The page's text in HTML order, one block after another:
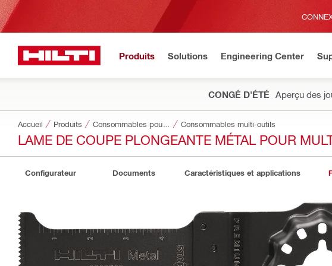
Produits Solutions Engineering Center
CONGÉ D'ÉTÉ Aperçu des
Accueil Produits Consommables multi-outils
LAME DE COUPE PLONGEANTE MÉTAL POUR
Configurateur Documents Caractéristiques et applications